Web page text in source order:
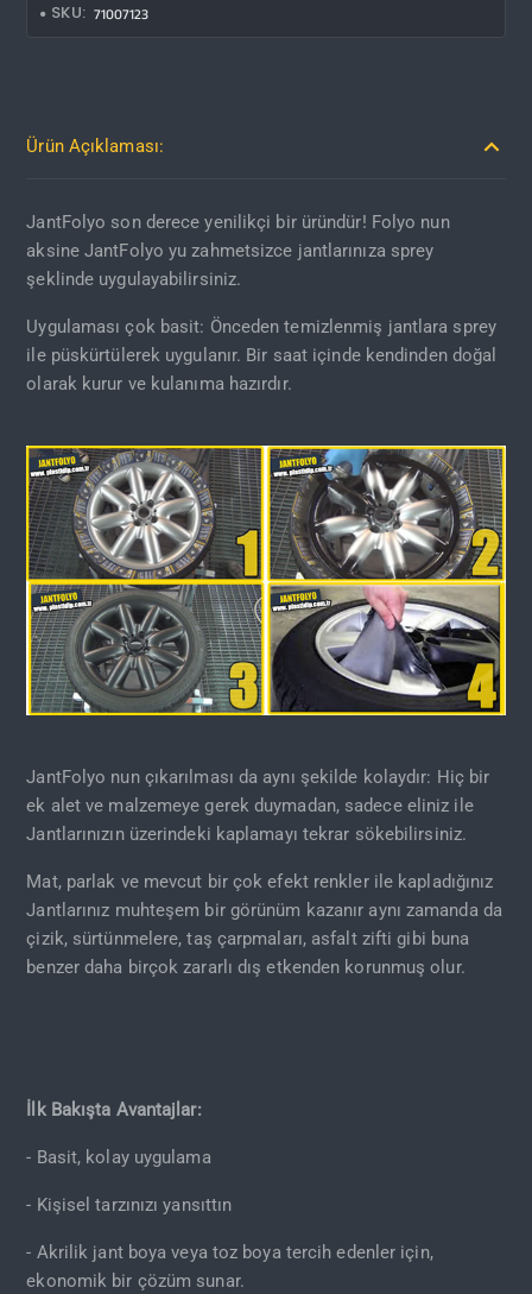
SKU: 71007123
Ürün Açıklaması:
JantFolyo son derece yenilikçi bir üründür! Folyo nun
aksine JantFolyo yu zahmetsizce jantlarınıza sprey
şeklinde uygulayabilirsiniz.
Uygulaması çok basit: Önceden temizlenmiş jantlara sprey
ile püskürtülerek uygulanır. Bir saat içinde kendinden doğal
olarak kurur ve kulanıma hazırdır.
JantFolyo nun çıkarılması da aynı şekilde kolaydır: Hiç bir
ek alet ve malzemeye gerek duymadan, sadece eliniz ile
Jantlarınızın üzerindeki kaplamayı tekrar sökebilirsiniz.
Mat, parlak ve mevcut bir çok efekt renkler ile kapladığınız
Jantlarınız muhteşem bir görünüm kazanır aynı zamanda da
çizik, sürtünmelere, taş çarpmaları, asfalt zifti gibi buna
benzer daha birçok zararlı dış etkenden korunmuş olur.
İlk Bakışta Avantajlar:
- Basit, kolay uygulama
- Kişisel tarzınızı yansıttın
- Akrilik jant boya veya toz boya tercih edenler için,
ekonomik bir çözüm sunar.